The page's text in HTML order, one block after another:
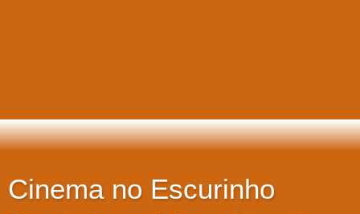
Cinema no Escurinho